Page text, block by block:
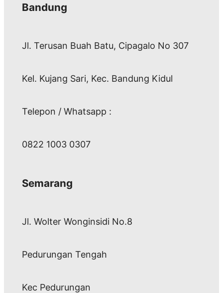
Bandung
Jl. Terusan Buah Batu, Cipagalo No 307
Kel. Kujang Sari, Kec. Bandung Kidul
Telepon / Whatsapp :
0822 1003 0307
Semarang
Jl. Wolter Wonginsidi No.8
Pedurungan Tengah
Kec Pedurungan